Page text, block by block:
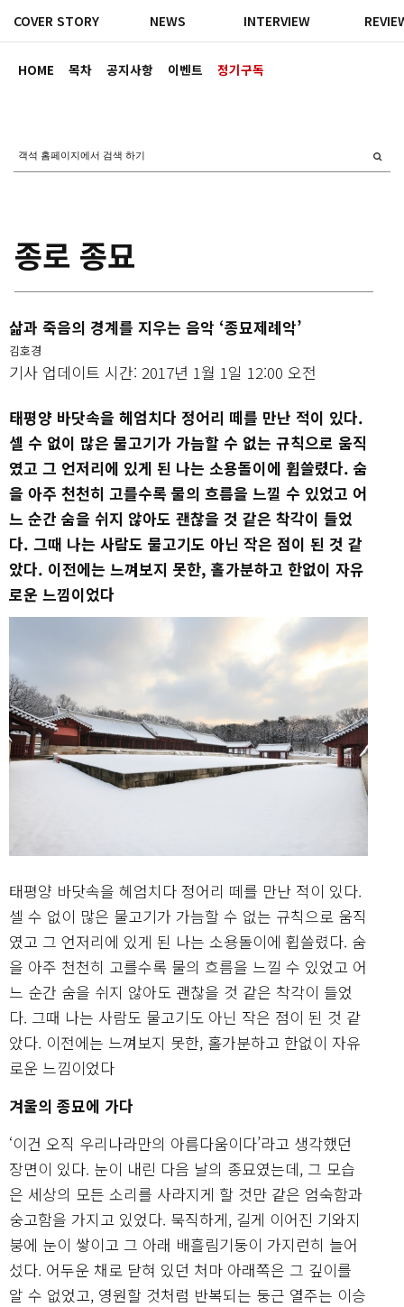
HOME 목차 공지사항 이벤트 정기구독
COVER STORY NEWS INTERVIEW
종로 종묘
삶과 죽음의 경계를 지우는 음악 ‘종묘제례악’
김호경
기사 업데이트 시간: 2017년 1월 1일 12:00 오전
태평양 바닷속을 헤엄치다 정어리 떼를 만난 적이 있다.
셀 수 없이 많은 물고기가 가늠할 수 없는 규칙으로 움직
였고 그 언저리에 있게 된 나는 소용돌이에 휩쓸렸다. 숨
을 아주 천천히 고를수록 물의 흐름을 느낄 수 있었고 어
느 순간 숨을 쉬지 않아도 괜찮을 것 같은 착각이 들었
다. 그때 나는 사람도 물고기도 아닌 작은 점이 된 것 같
았다. 이전에는 느껴보지 못한, 홀가분하고 한없이 자유
로운 느낌이었다
태평양 바닷속을 헤엄치다 정어리 떼를 만난 적이 있다.
셀 수 없이 많은 물고기가 가늠할 수 없는 규칙으로 움직
였고 그 언저리에 있게 된 나는 소용돌이에 휩쓸렸다. 숨
을 아주 천천히 고를수록 물의 흐름을 느낄 수 있었고 어
느 순간 숨을 쉬지 않아도 괜찮을 것 같은 착각이 들었
다. 그때 나는 사람도 물고기도 아닌 작은 점이 된 것 같
았다. 이전에는 느껴보지 못한, 홀가분하고 한없이 자유
로운 느낌이었다
겨울의 종묘에 가다
‘이건 오직 우리나라만의 아름다움이다’라고 생각했던
장면이 있다. 눈이 내린 다음 날의 종묘였는데, 그 모습
은 세상의 모든 소리를 사라지게 할 것만 같은 엄숙함과
숭고함을 가지고 있었다. 묵직하게, 길게 이어진 기와지
붕에 눈이 쌓이고 그 아래 배흘림기둥이 가지런히 늘어
섰다. 어두운 채로 닫혀 있던 처마 아래쪽은 그 깊이를
알 수 없었고, 영원할 것처럼 반복되는 둥근 열주는 이승